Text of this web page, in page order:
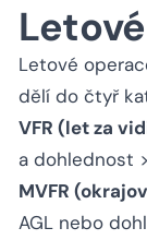
Letové
dělí do čtyř
VFR (let za
a dohlednost
MVFR
AGL nebo